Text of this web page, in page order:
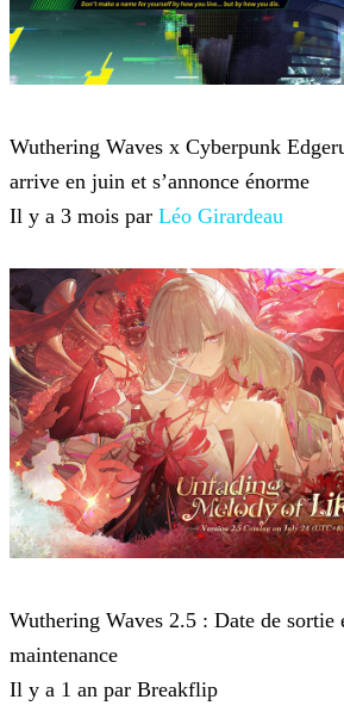
Wuthering Waves x Cyberpunk
arrive en juin et s’annonce énorme
Il y a 3 mois par Léo Girardeau
Wuthering Waves 2.5 : Date de sortie
maintenance
Il y a 1 an par Breakflip